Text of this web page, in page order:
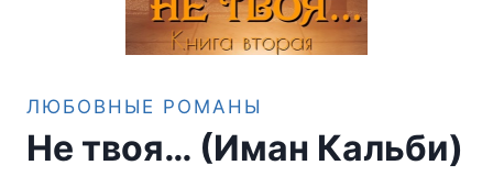
ЛЮБОВНЫЕ РОМАНЫ
Не твоя… (Иман Кальби)